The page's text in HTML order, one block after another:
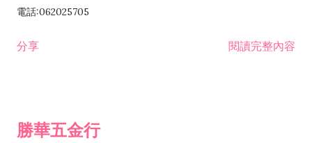
電話:062025705
分享 閱讀完整內容
勝華五金行